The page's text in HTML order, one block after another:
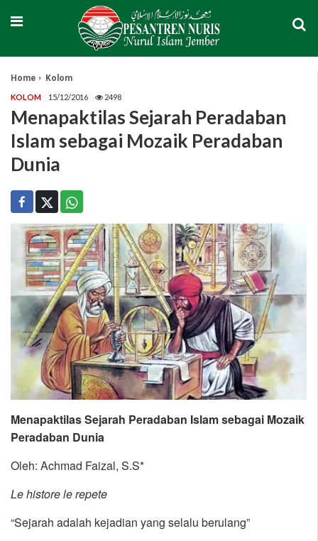
Home Kolom
KOLOM 15/12/2016 2498
Menapaktilas Sejarah Peradaban
Islam sebagai Mozaik Peradaban
Dunia
Menapaktilas Sejarah Peradaban Islam sebagai Mozaik
Peradaban Dunia
Oleh: Achmad Faizal, S.S*
Le histore le repete
“Sejarah adalah kejadian yang selalu berulang”